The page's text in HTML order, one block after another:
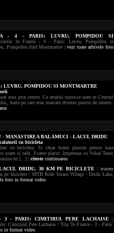
- 4 - PARIS: LUVRU, POMPIDOU SI
in Franta - 4 - Paris: Luvru, Pompidou si
Pompidou And Montmartre |vezi toate arhivele foto
LUVRU, POMPIDOU SI MONTMARTRE
ziua prin centru. Ce atractii turistice sunt in Centrul
harta pe care erau marcate diverse puncte de interes.
- MANASTIREA BALAMUCI - LACUL DRIDU
calatorii cu bicicleta
cu bicicleta. Si chiar foarte placute pentru luna
soare si cald. Foarte placut. Impreuna cu Vokal Team
ne [...] | citestecontinuarea
DRIDU, 30 KM PE BICICLETE | traseu
pe biciclete / MTB Ride Sitaru Village - Dridu Lake,
foto in format video
3 - PARIS: CIMITIRUL PERE LACHAISE|
Cimitirul Pere Lachaise / Trip To France - 3 - Paris:
in format video